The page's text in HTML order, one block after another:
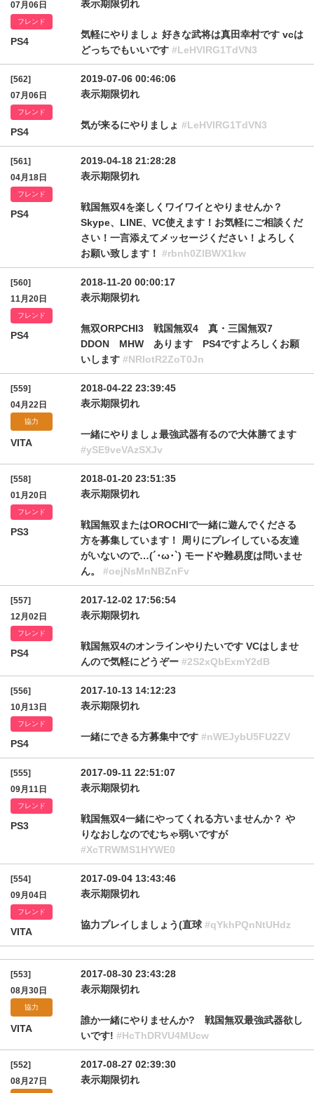
07月06日
フレンド
PS4
表示期限切れ
気軽にやりましょ 好きな武将は真田幸村です vcは
どっちでもいいです #LeHVlRG1TdVN3
[562]
07月06日
フレンド
PS4
2019-07-06 00:46:06
表示期限切れ
気が来るにやりましょ #LeHVlRG1TdVN3
[561]
04月18日
フレンド
PS4
2019-04-18 21:28:28
表示期限切れ
戦国無双4を楽しくワイワイとやりませんか？
Skype、LINE、VC使えます！お気軽にご相談くだ
さい！一言添えてメッセージください！よろしく
お願い致します！ #rbnh0ZlBWX1kw
[560]
11月20日
フレンド
PS4
2018-11-20 00:00:17
表示期限切れ
無双ORPCHI3 戦国無双4 真・三国無双7
DDON MHW あります PS4ですよろしくお願
いします #NRlotR2ZoT0Jn
[559]
04月22日
協力
VITA
2018-04-22 23:39:45
表示期限切れ
一緒にやりましょ最強武器有るので大体勝てます
#ySE9veVAzSXJv
[558]
01月20日
フレンド
PS3
2018-01-20 23:51:35
表示期限切れ
戦国無双またはOROCHIで一緒に遊んでくださる
方を募集しています！ 周りにプレイしている友達
がいないので…(´･ω･`) モードや難易度は問いませ
ん。 #oejNsMnNBZnFv
[557]
12月02日
フレンド
PS4
2017-12-02 17:56:54
表示期限切れ
戦国無双4のオンラインやりたいです VCはしませ
んので気軽にどうぞー #2S2xQbExmY2dB
[556]
10月13日
フレンド
PS4
2017-10-13 14:12:23
表示期限切れ
一緒にできる方募集中です #nWEJybU5FU2ZV
[555]
09月11日
フレンド
PS3
2017-09-11 22:51:07
表示期限切れ
戦国無双4一緒にやってくれる方いませんか？ や
りなおしなのでむちゃ弱いですが
#XcTRWMS1HYWE0
[554]
09月04日
フレンド
VITA
2017-09-04 13:43:46
表示期限切れ
協力プレイしましょう(直球 #qYkhPQnNtUHdz
[553]
08月30日
協力
VITA
2017-08-30 23:43:28
表示期限切れ
誰か一緒にやりませんか? 戦国無双最強武器欲し
いです! #HcThDRVU4MUcw
[552]
08月27日
2017-08-27 02:39:30
表示期限切れ